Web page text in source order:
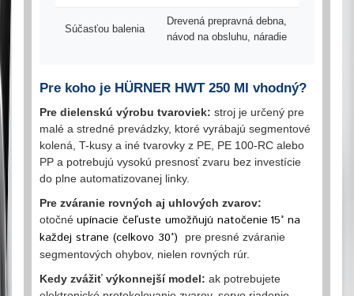
Súčasťou balenia
Drevená prepravná debna,
návod na obsluhu, náradie
Pre koho je HÜRNER HWT 250 MI vhodný?
Pre dielenskú výrobu tvaroviek: stroj je určený pre
malé a stredné prevádzky, ktoré vyrábajú segmentové
kolená, T-kusy a iné tvarovky z PE, PE 100-RC alebo
PP a potrebujú vysokú presnosť zvaru bez investície
do plne automatizovanej linky.
Pre zváranie rovných aj uhlových zvarov:
otočné upínacie čeľuste umožňujú natočenie 15° na
každej strane (celkovo 30°)
pre presné zváranie
segmentových ohybov, nielen rovných rúr.
Kedy zvážiť výkonnejší model: ak potrebujete